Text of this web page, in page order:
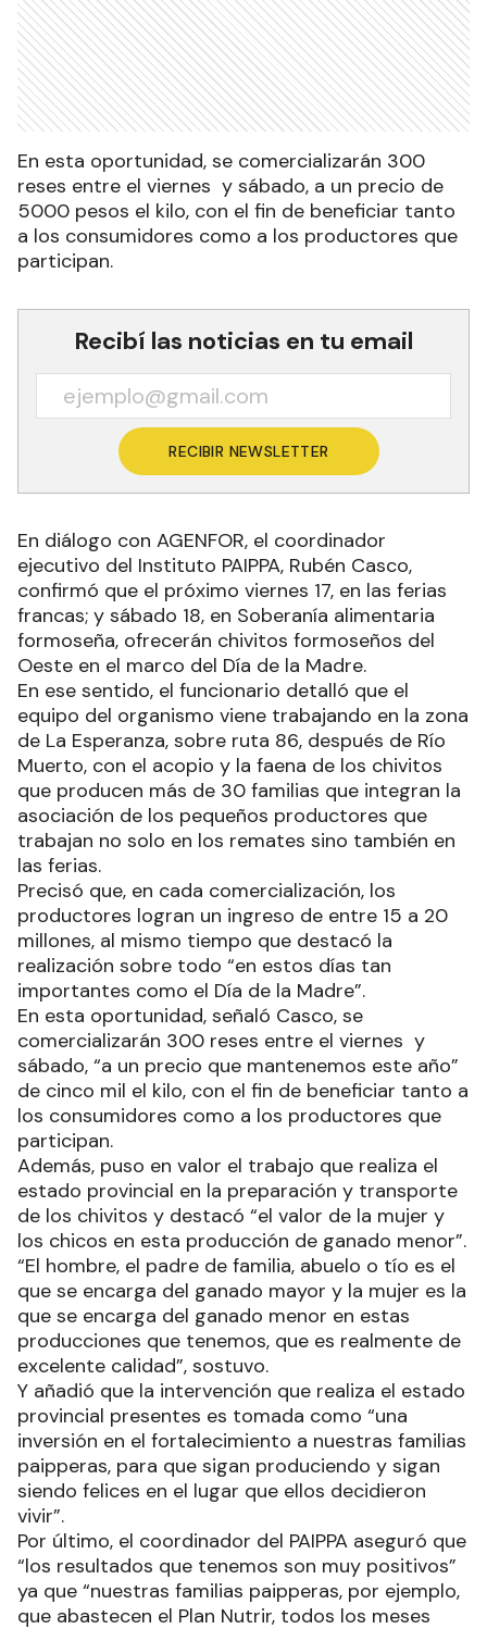
En esta oportunidad, se comercializarán 300
reses entre el viernes y sábado, a un precio de
5000 pesos el kilo, con el fin de beneficiar tanto
a los consumidores como a los productores que
participan.
Recibí las noticias en tu email
RECIBIR NEWSLETTER
En diálogo con AGENFOR, el coordinador
ejecutivo del Instituto PAIPPA, Rubén Casco,
confirmó que el próximo viernes 17, en las ferias
francas; y sábado 18, en Soberanía alimentaria
formoseña, ofrecerán chivitos formoseños del
Oeste en el marco del Día de la Madre.
En ese sentido, el funcionario detalló que el
equipo del organismo viene trabajando en la zona
de La Esperanza, sobre ruta 86, después de Río
Muerto, con el acopio y la faena de los chivitos
que producen más de 30 familias que integran la
asociación de los pequeños productores que
trabajan no solo en los remates sino también en
las ferias.
Precisó que, en cada comercialización, los
productores logran un ingreso de entre 15 a 20
millones, al mismo tiempo que destacó la
realización sobre todo “en estos días tan
importantes como el Día de la Madre”.
En esta oportunidad, señaló Casco, se
comercializarán 300 reses entre el viernes y
sábado, “a un precio que mantenemos este año”
de cinco mil el kilo, con el fin de beneficiar tanto a
los consumidores como a los productores que
participan.
Además, puso en valor el trabajo que realiza el
estado provincial en la preparación y transporte
de los chivitos y destacó “el valor de la mujer y
los chicos en esta producción de ganado menor”.
“El hombre, el padre de familia, abuelo o tío es el
que se encarga del ganado mayor y la mujer es la
que se encarga del ganado menor en estas
producciones que tenemos, que es realmente de
excelente calidad”, sostuvo.
Y añadió que la intervención que realiza el estado
provincial presentes es tomada como “una
inversión en el fortalecimiento a nuestras familias
paipperas, para que sigan produciendo y sigan
siendo felices en el lugar que ellos decidieron
vivir”.
Por último, el coordinador del PAIPPA aseguró que
“los resultados que tenemos son muy positivos”
ya que “nuestras familias paipperas, por ejemplo,
que abastecen el Plan Nutrir, todos los meses